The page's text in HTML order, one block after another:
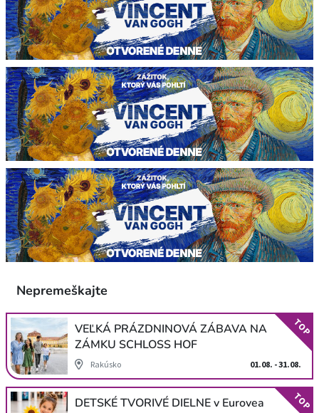
Nepremeškajte
VEĽKÁ PRÁZDNINOVÁ ZÁBAVA NA
ZÁMKU SCHLOSS HOF
Rakúsko 01.08. - 31.08.
TOP
DETSKÉ TVORIVÉ DIELNE v Eurovea TOP